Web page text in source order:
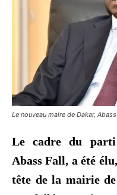
Le nouveau maire de Dakar,
Le cadre du parti
Abass Fall, a été
tête de la mairie